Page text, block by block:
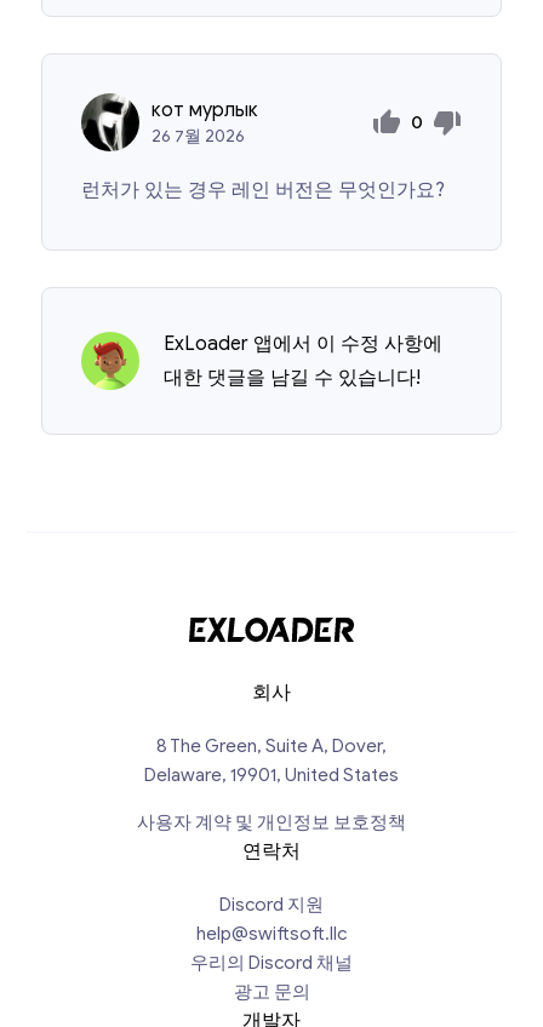
кот мурлык
26 7월 2026
0
런처가 있는 경우 레인 버전은 무엇인가요?
ExLoader 앱에서 이 수정 사항에
대한 댓글을 남길 수 있습니다!
회사
8 The Green, Suite A, Dover,
Delaware, 19901, United States
사용자 계약 및 개인정보 보호정책
연락처
Discord 지원
help@swiftsoft.llc
우리의 Discord 채널
광고 문의
개발자